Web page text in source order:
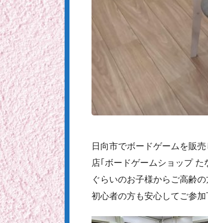
日向市でボードゲームを販
店｢ボードゲームショップ
ぐらいのお子様からご高齢
初心者の方も安心してご参